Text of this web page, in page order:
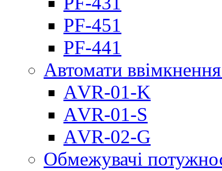
PF-451
PF-441
Автомати
АVR-01-K
АVR-01-S
АVR-02-G
Обмежувачі